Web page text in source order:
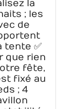
la
; les
de
tente ✅
que rien
fête,
fixé au
; 4